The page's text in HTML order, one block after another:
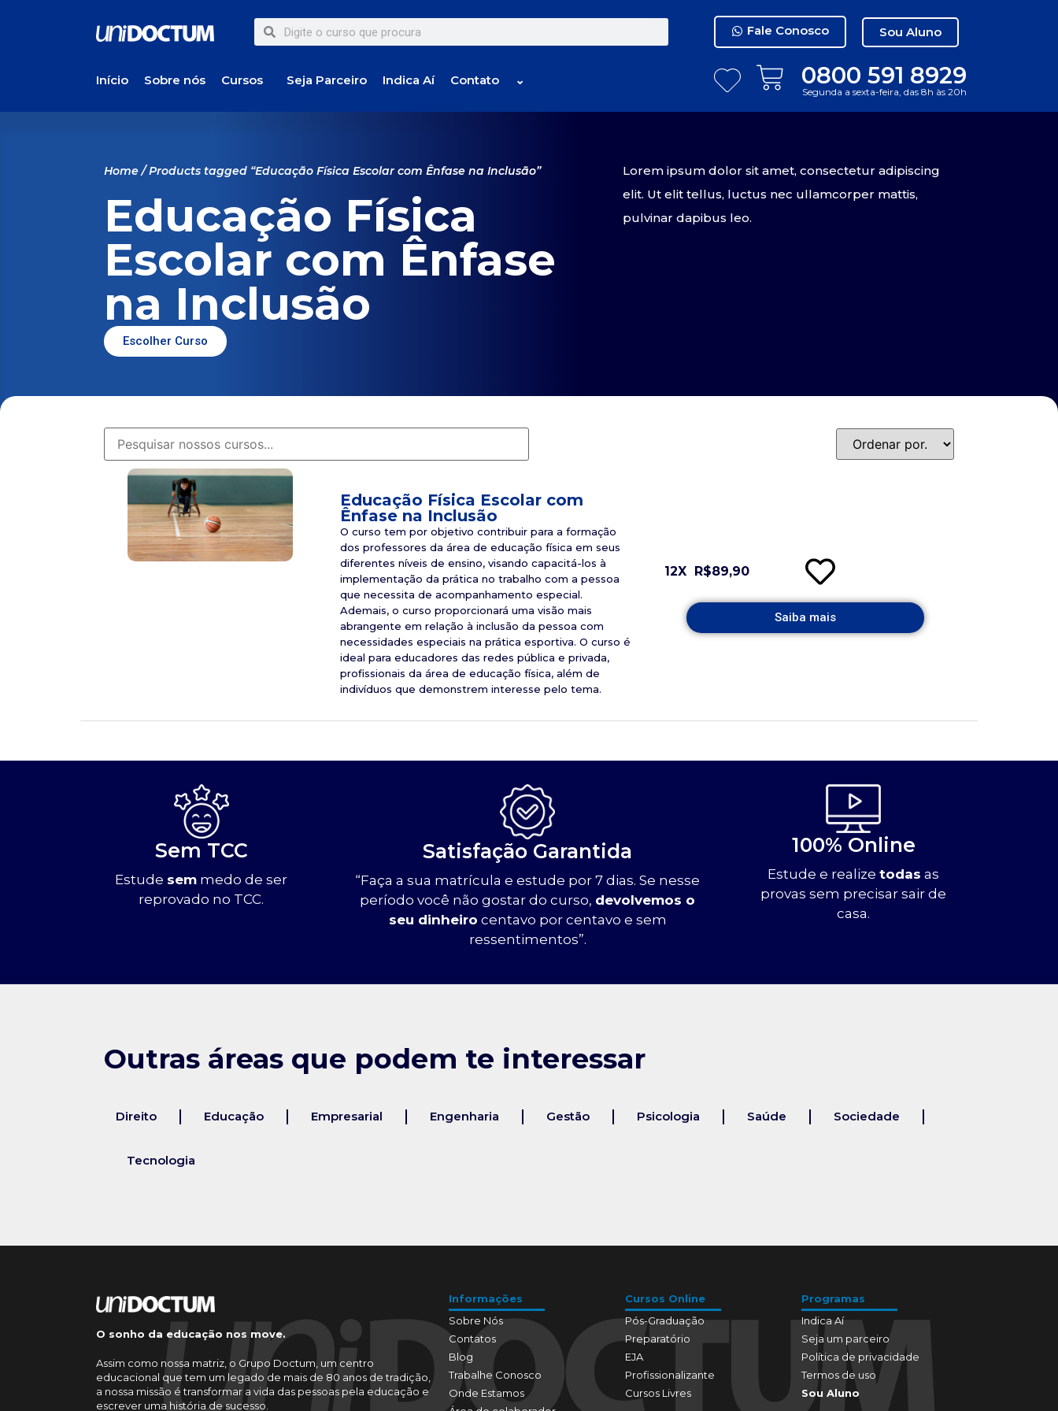
Fale Conosco Sou Aluno
Início Sobre nós Cursos Seja Parceiro Indica Aí Contato ⌄ 0800 591 8929
Segunda a sexta-feira, das 8h às 20h
Home/ Products tagged “Educação Física Escolar com Ênfase na Inclusão”
Educação Física
Escolar com Ênfase
na Inclusão
Escolher Curso
Lorem ipsum dolor sit amet, consectetur adipiscing
elit. Ut elit tellus, luctus nec ullamcorper mattis,
pulvinar dapibus leo.
Educação Física Escolar com
Ênfase na Inclusão
O curso tem por objetivo contribuir para a formação
dos professores da área de educação física em seus
diferentes níveis de ensino, visando capacitá-los à
implementação da prática no trabalho com a pessoa
que necessita de acompanhamento especial.
Ademais, o curso proporcionará uma visão mais
abrangente em relação à inclusão da pessoa com
necessidades especiais na prática esportiva. O curso é
ideal para educadores das redes pública e privada,
profissionais da área de educação física, além de
indivíduos que demonstrem interesse pelo tema.
12X R$89,90
Saiba mais
Sem TCC
Estude sem medo de ser
reprovado no TCC.
Satisfação Garantida
“Faça a sua matrícula e estude por 7 dias. Se nesse
período você não gostar do curso, devolvemos o
seu dinheiro centavo por centavo e sem
ressentimentos”.
100% Online
Estude e realizetodas as
provas sem precisar sair de
casa.
Outras áreas que podem te interessar
Direito Educação Empresarial Engenharia Gestão Psicologia Saúde Sociedade
Tecnologia
O sonho da educação nos move.
Assim como nossa matriz, o Grupo Doctum, um centro
educacional que tem um legado de mais de 80 anos de tradição,
a nossa missão é transformar a vida das pessoas pela educação e
escrever uma história de sucesso.
Informações
Sobre Nós
Contatos
Blog
Trabalhe Conosco
Onde Estamos
Cursos Online
Pós-Graduação
Preparatório
EJA
Profissionalizante
Cursos Livres
Programas
Indica Aí
Seja um parceiro
Política de privacidade
Termos de uso
Sou Aluno